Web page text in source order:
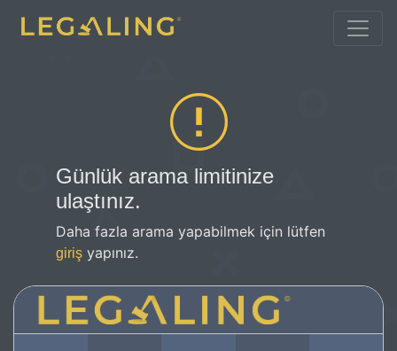
Günlük arama limitinize
ulaştınız.
Daha fazla arama yapabilmek için lütfen
giriş yapınız.